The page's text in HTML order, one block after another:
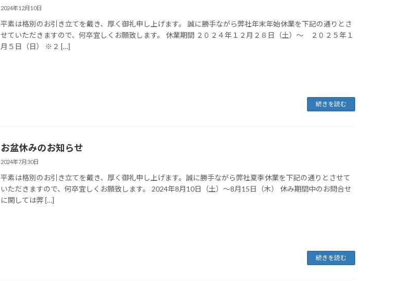
2024年12月10日
平素は格別のお引き立てを戴き、厚く御礼申し上げます。 誠に勝手ながら弊社年末年始休業を下記の通りとさ
せていただきますので、何卒宜しくお願致します。 休業期間 ２０２４年１２月２８日（土）～ ２０２５年１
月５日（日） ※２ […]
続きを読む
お盆休みのお知らせ
2024年7月30日
平素は格別のお引き立てを戴き、厚く御礼申し上げます。誠に勝手ながら弊社夏季休業を下記の通りとさせて
いただきますので、何卒宜しくお願致します。 2024年8月10日（土）～8月15日（木） 休み期間中のお問合せ
に関しては弊 […]
続きを読む